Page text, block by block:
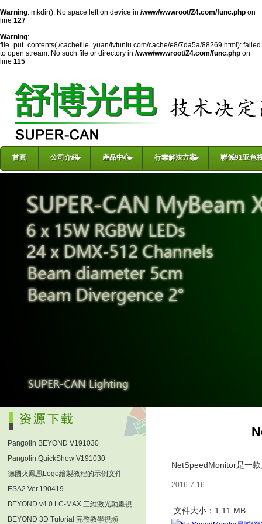
Warning: mkdir(): No space left on device in /www/wwwroot/Z4.com/func.php on
line 127
Warning:
file_put_contents(./cachefile_yuan/lvtuniu.com/cache/e8/7da5a/88269.html): failed
to open stream: No such file or directory in /www/wwwroot/Z4.com/func.php on
line 115
首頁 公司介紹 產品中心 行業解決方案 聯係91亚色
Pangolin BEYOND V191030
Pangolin QuickShow V191030
德國火鳳凰Logo繪製教程的示例文件
ESA2 Ver.190419
BEYOND v4.0 LC-MAX 三維激光動畫視..
BEYOND 3D Tutorial 完整教學視頻
NetSpeedMonitor是一
2016-7-16
文件大小：1.11 MB